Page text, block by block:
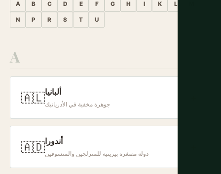
A B C D E F G H I K L
N P R S T U
A
🇦🇱ألبانيا
جوهرة مخفية في الأدرياتيك
🇦🇩أندورا
دولة مصغرة بيرينية للمتزلجين والمتسوقين